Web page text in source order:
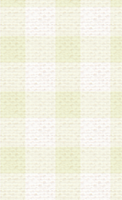
望者本人が行う
します。
意の後、当社指
る必要事項を入
会員登録を承認し
ためのログイン
る登録情報の全
ならないものと